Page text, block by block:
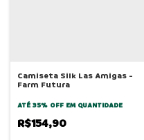
Camiseta Silk Las Amigas -
Farm Futura
ATÉ 35% OFF EM QUANTIDADE
R$154,90